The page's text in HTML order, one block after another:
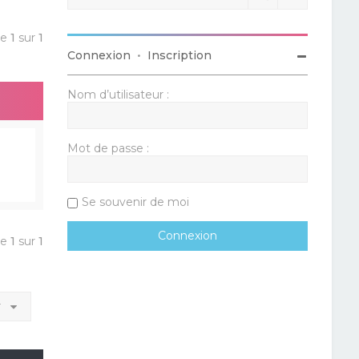
1 sur1
1 sur1
Connexion • Inscription
Nom d’utilisateur :
Mot de passe :
Se souvenir de moi